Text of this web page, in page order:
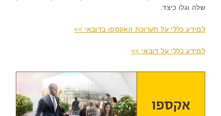
שלה וגלו כיצד.
למידע כללי על תערוכת האקספו בדובאי >>
למידע כללי על דובאי >>